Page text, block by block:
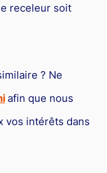
receleur soit
? Ne
afin que nous
vos intérêts dans